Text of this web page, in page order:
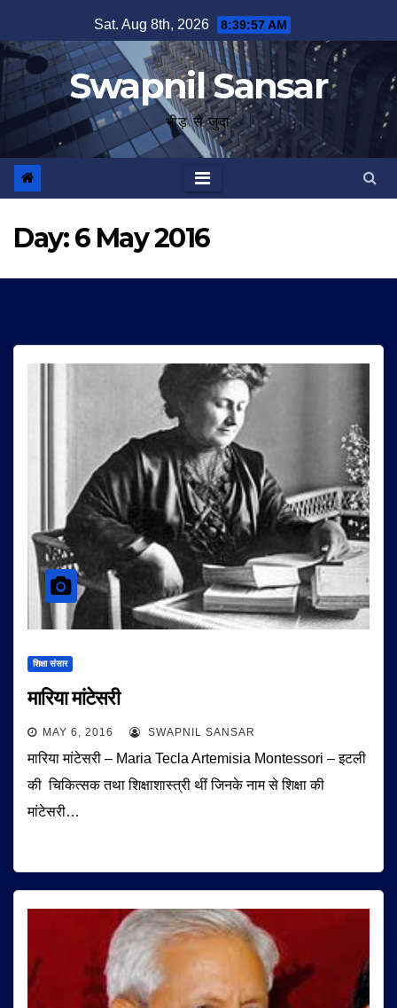
to
content
Sat. Aug 8th, 2026 8:39:57 AM
Swapnil Sansar
भीड़ से जुदा
Day:6 May 2016
शिक्षा संसार
मारिया मांटेसरी
MAY 6, 2016 SWAPNIL SANSAR
मारिया मांटेसरी – Maria Tecla Artemisia Montessori – इटली
की चिकित्सक तथा शिक्षाशास्त्री थीं जिनके नाम से शिक्षा की
मांटेसरी…